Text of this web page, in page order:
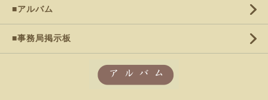
■アルバム
■事務局掲示板